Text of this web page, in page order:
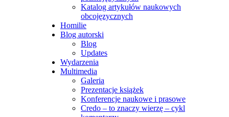
Katalog artykułów naukowych
obcojęzycznych
Homilie
Blog autorski
Blog
Updates
Wydarzenia
Multimedia
Galeria
Prezentacje książek
Konferencje naukowe i prasowe
Credo – to znaczy wierzę – cykl